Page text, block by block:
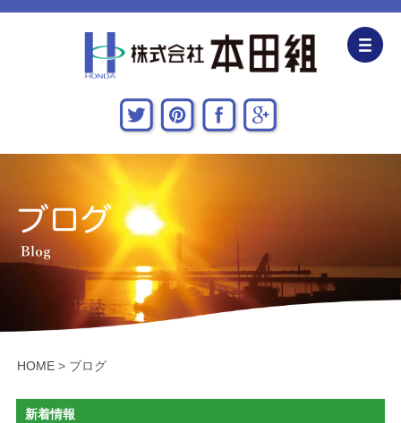
企業情報
CSR活動
主な施工実績
関連会社
お問い合わせ・アクセス
HOME > ブログ
新着情報